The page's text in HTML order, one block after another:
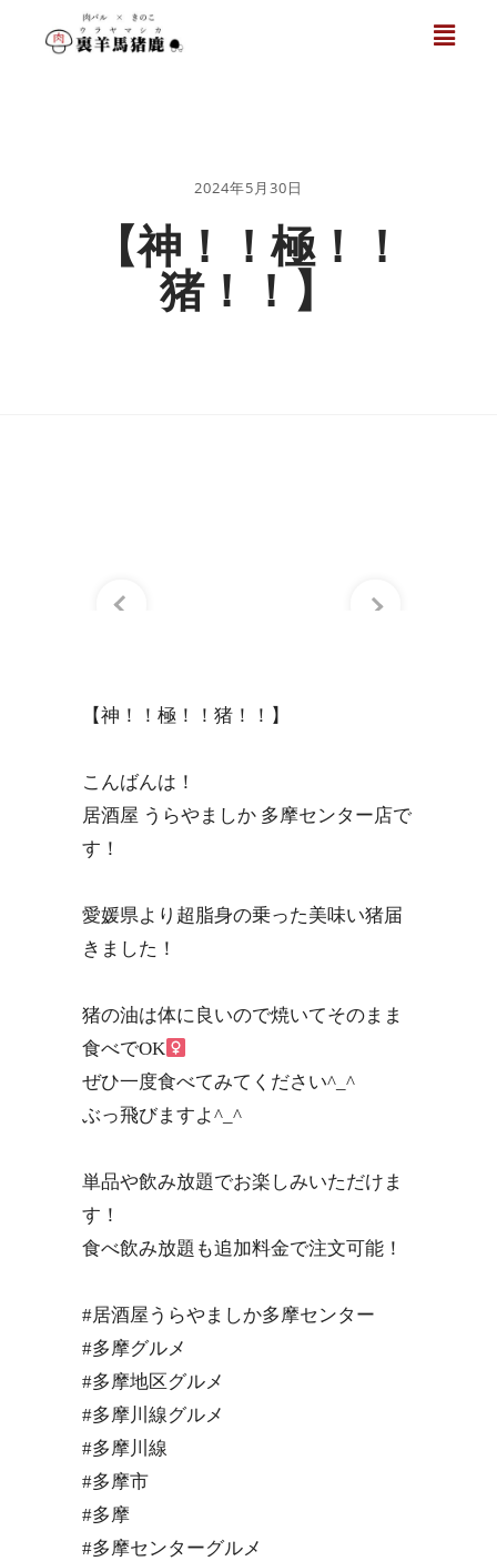
2024年5月30日
【神！！極！！
猪！！】
【神！！極！！猪！！】
こんばんは！
居酒屋 うらやましか 多摩センター店で
す！
愛媛県より超脂身の乗った美味い猪届
きました！
猪の油は体に良いので焼いてそのまま
食べでOK‍
ぜひ一度食べてみてください^_^
ぶっ飛びますよ^_^
単品や飲み放題でお楽しみいただけま
す！
食べ飲み放題も追加料金で注文可能！
#居酒屋うらやましか多摩センター
#多摩グルメ
#多摩地区グルメ
#多摩川線グルメ
#多摩川線
#多摩市
#多摩
#多摩センターグルメ